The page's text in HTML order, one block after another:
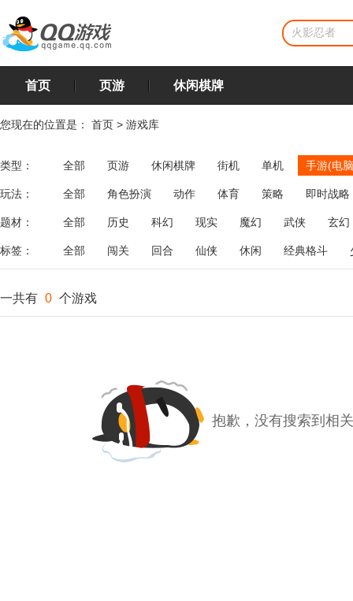
首页 页游 休闲棋牌
您现在的位置是： 首页 > 游戏库
类型： 全部 页游 休闲棋牌 街机 单机 手游(电
玩法： 全部 角色扮演 动作 体育 策略
即时战略
飞行
恋爱 第三人称射击 棋类 牌类 麻将
题材： 全部 历史 科幻 现实 魔幻 武侠 玄幻
标签： 全部 闯关 回合 仙侠 休闲 经典格斗
一共有 0 个游戏
抱歉，没有搜索到相